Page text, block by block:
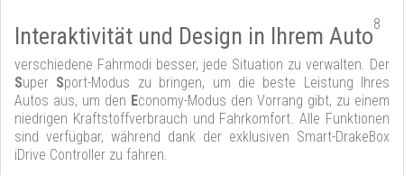
Interaktivität und Design in Ihrem Auto8
verschiedene Fahrmodi besser, jede Situation zu verwalten. Der
Super Sport-Modus zu bringen, um die beste Leistung Ihres
Autos aus, um den Economy-Modus den Vorrang gibt, zu einem
niedrigen Kraftstoffverbrauch und Fahrkomfort. Alle Funktionen
sind verfügbar, während dank der exklusiven Smart-DrakeBox
iDrive Controller zu fahren.